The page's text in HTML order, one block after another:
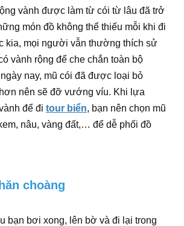
vành được làm từ cói từ lâu đã trở
món đồ không thể thiếu mỗi khi đi
kia, mọi người vẫn thường thích sử
vành rộng để che chắn toàn bộ
nay, mũ cói đã được loại bỏ
nên sẽ đỡ vướng víu. Khi lựa
để đi tour biển, bạn nên chọn mũ
nâu, vàng đất,… để dễ phối đồ
choàng
bạn bơi xong, lên bờ và đi lại trong